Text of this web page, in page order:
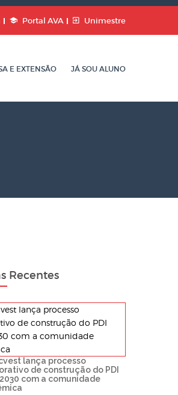
Portal AVA Unimestre
E EXTENSÃO JÁ SOU ALUNO
Recentes
lança processo
de construção do PDI
com a comunidade